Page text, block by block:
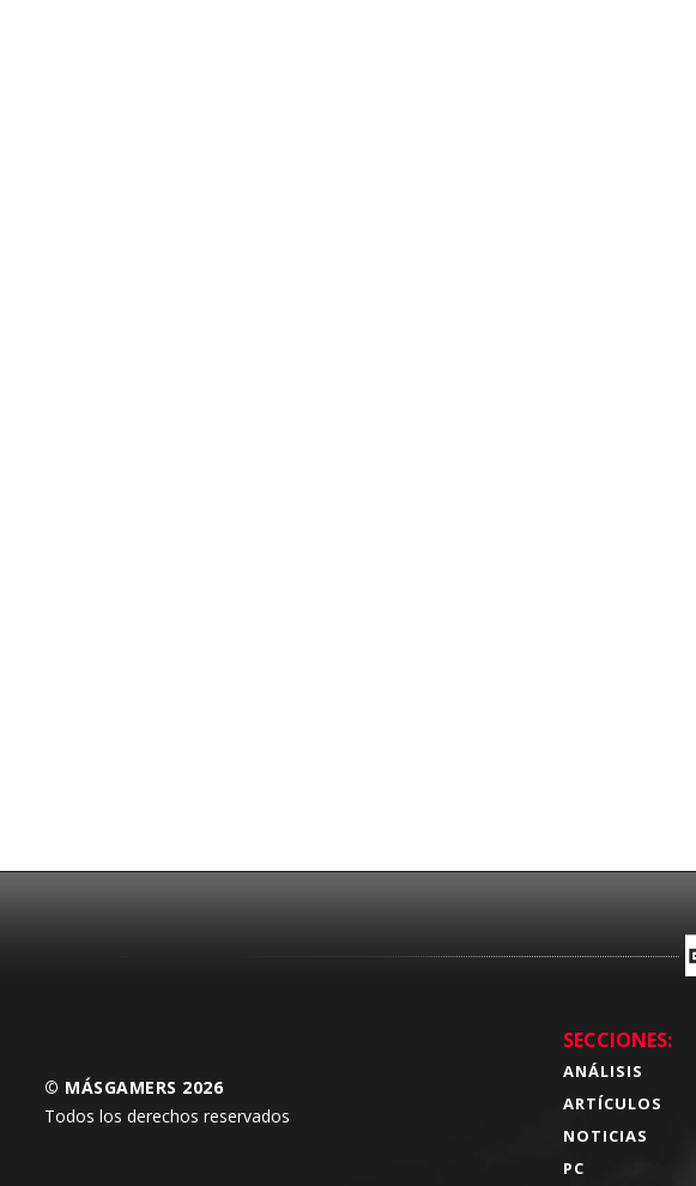
© MÁSGAMERS 2026
Todos los derechos reservados
SECCIONES:
ANÁLISIS
ARTÍCULOS
NOTICIAS
PC